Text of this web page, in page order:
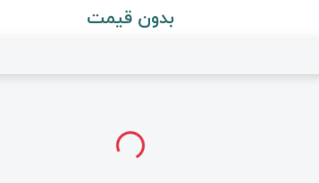
بدون قیمت